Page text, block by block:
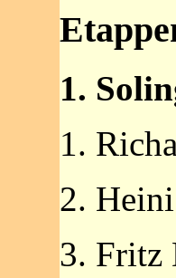
1.
1.
2.
3. Fritz